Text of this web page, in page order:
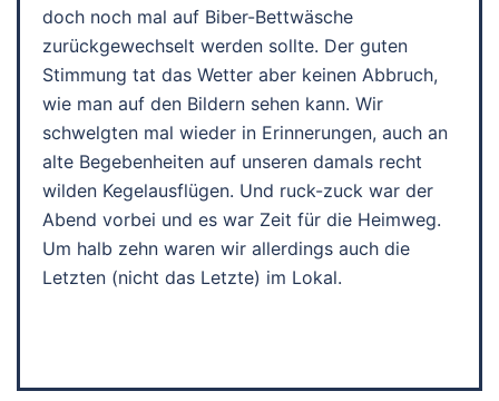
doch noch mal auf Biber-Bettwäsche
zurückgewechselt werden sollte. Der guten
Stimmung tat das Wetter aber keinen Abbruch,
wie man auf den Bildern sehen kann. Wir
schwelgten mal wieder in Erinnerungen, auch an
alte Begebenheiten auf unseren damals recht
wilden Kegelausflügen. Und ruck-zuck war der
Abend vorbei und es war Zeit für die Heimweg.
Um halb zehn waren wir allerdings auch die
Letzten (nicht das Letzte) im Lokal.